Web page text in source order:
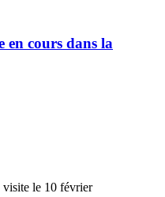
en cours dans la
le 10 février